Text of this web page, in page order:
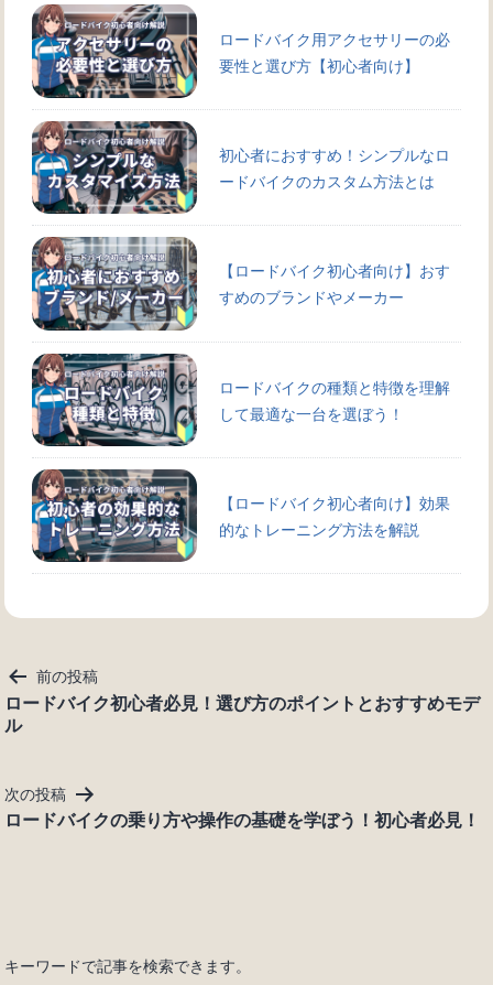
ロードバイク用アクセサリーの必
要性と選び方【初心者向け】
初心者におすすめ！シンプルなロ
ードバイクのカスタム方法とは
【ロードバイク初心者向け】おす
すめのブランドやメーカー
ロードバイクの種類と特徴を理解
して最適な一台を選ぼう！
【ロードバイク初心者向け】効果
的なトレーニング方法を解説
投
稿
ナ
ー
シ
前の投稿
ロードバイク初心者必見！選び方のポイントとおすすめモデ
ル
次の投稿
ロードバイクの乗り方や操作の基礎を学ぼう！初心者必見！
キーワードで記事を検索できます。